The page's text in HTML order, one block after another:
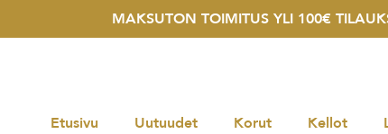
MAKSUTON TOIMITUS YLI 100€
Etusivu Uutuudet Korut Kellot